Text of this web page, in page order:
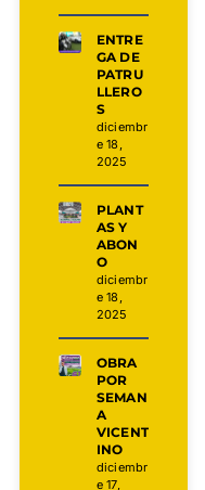
ENTRE
GA DE
PATRU
LLERO
S
diciembr
e 18,
2025
PLANT
AS Y
ABON
O
diciembr
e 18,
2025
OBRA
POR
SEMAN
A
VICENT
INO
diciembr
e 17,